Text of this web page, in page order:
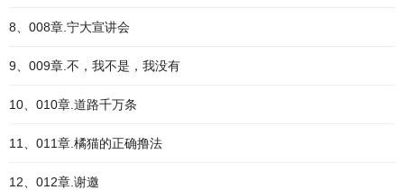
8、008章.宁大宣讲会
9、009章.不，我不是，我没有
10、010章.道路千万条
11、011章.橘猫的正确撸法
12、012章.谢邀